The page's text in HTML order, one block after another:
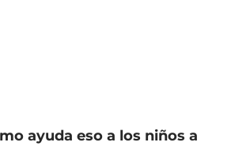
ayuda eso a los niños a